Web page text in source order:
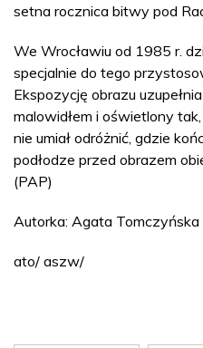
setna rocznica bitwy pod
We Wrocławiu od 1985 r.
specjalnie do tego
Ekspozycję obrazu
malowidłem i oświetlony
nie umiał odróżnić, gdzie
podłodze przed obrazem
(PAP)
Autorka: Agata Tomczyńska
ato/ aszw/